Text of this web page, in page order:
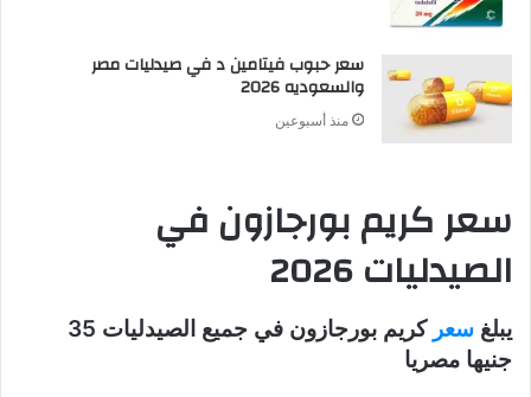
سعر حبوب فيتامين د في صيدليات مصر
والسعوديه 2026
منذ أسبوعين
سعر كريم بورجازون في
الصيدليات 2026
يبلغ سعر
كريم بورجازون في جميع الصيدليات 35
جنيها مصريا